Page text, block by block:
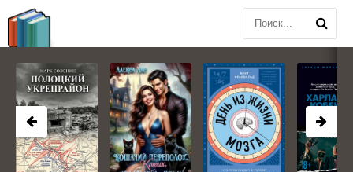
BOOKPLANETA.COM